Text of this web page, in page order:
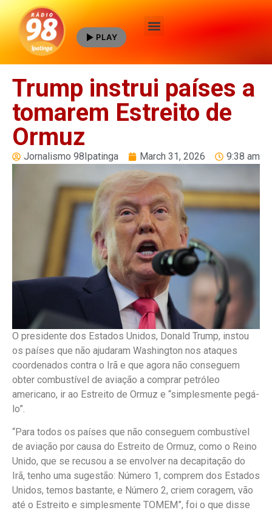
PLAY
Trump instrui países a
tomarem Estreito de
Ormuz
Jornalismo 98Ipatinga March 31, 2026 9:38 am
O presidente dos Estados Unidos, Donald Trump, instou
os países que não ajudaram Washington nos ataques
coordenados contra o Irã e que agora não conseguem
obter combustível de aviação a comprar petróleo
americano, ir ao Estreito de Ormuz e “simplesmente pegá-
lo”.
“Para todos os países que não conseguem combustível
de aviação por causa do Estreito de Ormuz, como o Reino
Unido, que se recusou a se envolver na decapitação do
Irã, tenho uma sugestão: Número 1, comprem dos Estados
Unidos, temos bastante, e Número 2, criem coragem, vão
até o Estreito e simplesmente TOMEM”, foi o que disse